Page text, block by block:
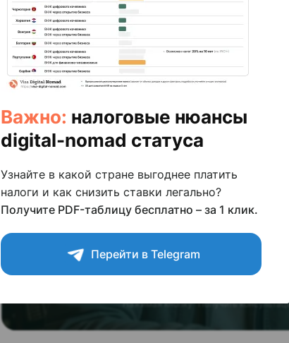
докторантуры. Она включает университеты,
искусств. Многие учебные заведения
Бесплатная
по визе
Ответим на все вопросы
Поможем подобрать лучший вариант
Проведем за руку через все этапы или
Нажимая кнопку "Получить
Важно: налоговые нюансы
digital-nomad статуса
Узнайте в какой стране выгоднее платить
налоги и как снизить ставки легально?
Получите PDF-таблицу бесплатно – за 1 клик.
Перейти в Telegram